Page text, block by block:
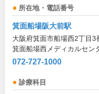
所在地・電話番号
箕面船場阪大前駅
大阪府箕面市船場西2丁目3
箕面船場西メディカルセン
072-727-1000
診療科目